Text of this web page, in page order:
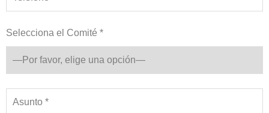
Selecciona el Comité *